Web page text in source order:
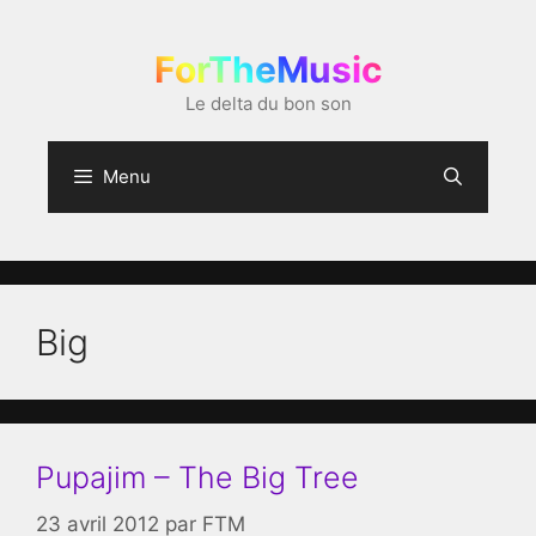
ForTheMusic
Le delta du bon son
Menu
Big
Pupajim – The Big Tree
23 avril 2012 par FTM